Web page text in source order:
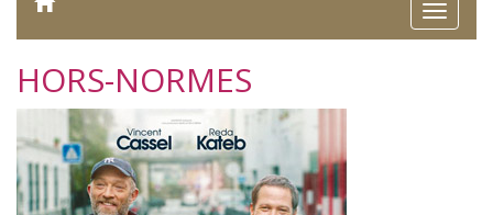
Toggle
HORS-NORMES